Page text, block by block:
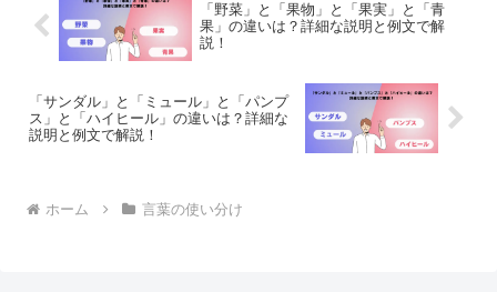
「野菜」と「果物」と「果実」と「青
果」の違いは？詳細な説明と例文で解
説！
「サンダル」と「ミュール」と「パンプ
ス」と「ハイヒール」の違いは？詳細な
説明と例文で解説！
ホーム 言葉の使い分け